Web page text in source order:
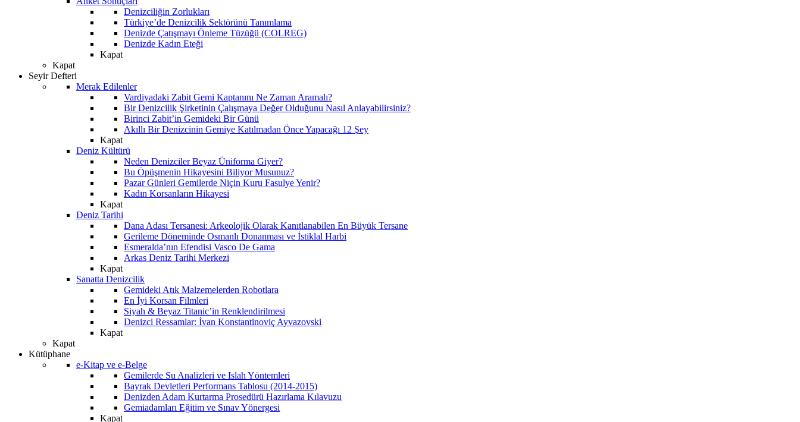
Denizciliğin Zorlukları
Türkiye’de Denizcilik Sektörünü Tanımlama
Denizde Çatışmayı Önleme Tüzüğü (COLREG)
Denizde Kadın Eteği
Kapat
Kapat
Seyir Defteri
Merak Edilenler
Vardiyadaki Zabit Gemi Kaptanını Ne Zaman Aramalı?
Bir Denizcilik Şirketinin Çalışmaya Değer Olduğunu Nasıl Anlayabilirsiniz?
Birinci Zabit’in Gemideki Bir Günü
Akıllı Bir Denizcinin Gemiye Katılmadan Önce Yapacağı 12 Şey
Kapat
Deniz Kültürü
Neden Denizciler Beyaz Üniforma Giyer?
Bu Öpüşmenin Hikayesini Biliyor Musunuz?
Pazar Günleri Gemilerde Niçin Kuru Fasulye Yenir?
Kadın Korsanların Hikayesi
Kapat
Deniz Tarihi
Dana Adası Tersanesi: Arkeolojik Olarak Kanıtlanabilen En Büyük Tersane
Gerileme Döneminde Osmanlı Donanması ve İstiklal Harbi
Esmeralda’nın Efendisi Vasco De Gama
Arkas Deniz Tarihi Merkezi
Kapat
Sanatta Denizcilik
Gemideki Atık Malzemelerden Robotlara
En İyi Korsan Filmleri
Siyah & Beyaz Titanic’in Renklendirilmesi
Denizci Ressamlar: İvan Konstantinoviç Ayvazovski
Kapat
Kapat
Kütüphane
e-Kitap ve e-Belge
Gemilerde Su Analizleri ve Islah Yöntemleri
Bayrak Devletleri Performans Tablosu (2014-2015)
Denizden Adam Kurtarma Prosedürü Hazırlama Kılavuzu
Gemiadamları Eğitim ve Sınav Yönergesi
Kapat